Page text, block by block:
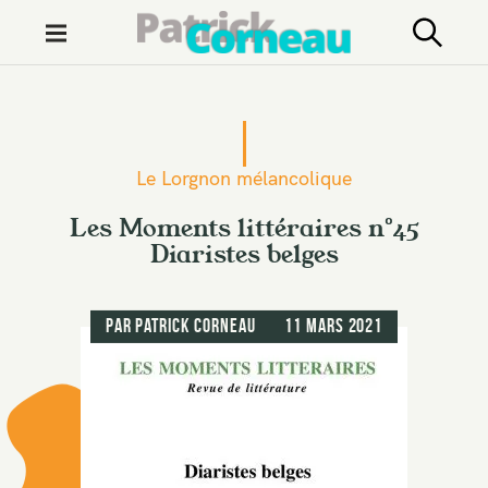
n
e
Le Lorgnon mélancolique
Les Moments littéraires n°45
Diaristes belges
par Patrick Corneau 11 mars 2021